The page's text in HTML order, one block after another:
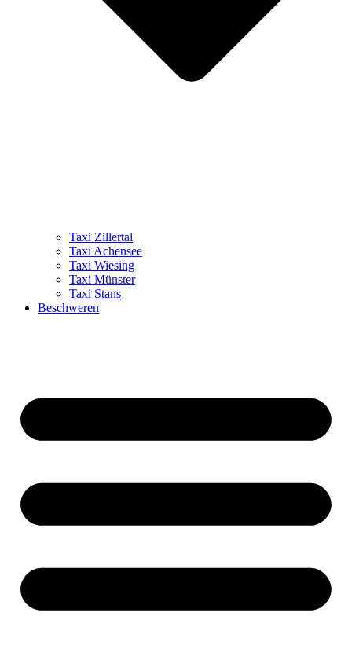
Taxi Zillertal
Taxi Achensee
Taxi Wiesing
Taxi Münster
Taxi Stans
Beschweren